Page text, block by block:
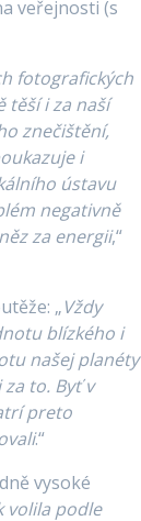
veřejnosti (s
fotografických
těší i za naší
znečištění,
i
ústavu
negativně
za energii,“
„Vždy
blízkého i
našej planéty
to. Byť v
preto
.“
vysoké
volila podle